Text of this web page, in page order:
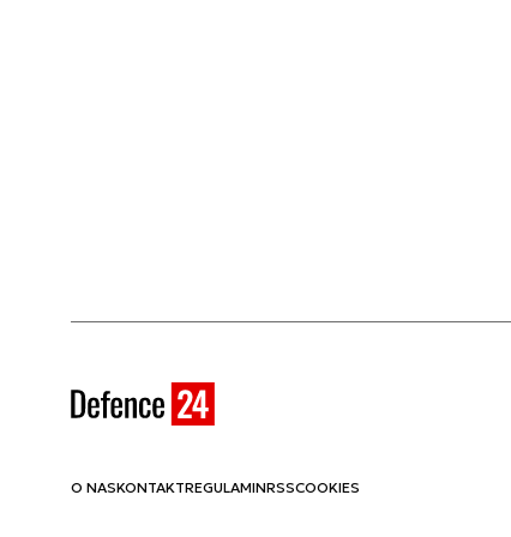
O NASKONTAKTREGULAMINRSSCOOKIES